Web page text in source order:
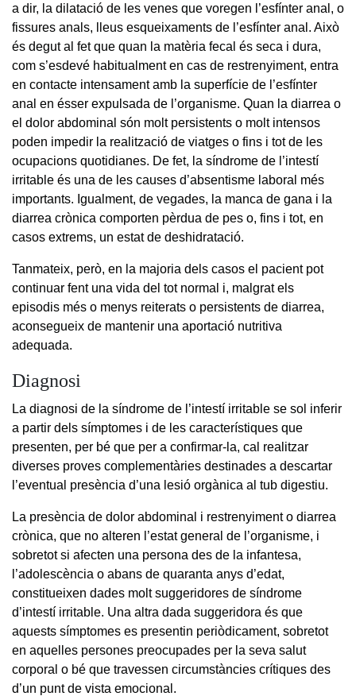
a dir, la dilatació de les venes que voregen l’esfínter anal, o
fissures anals, lleus esqueixaments de l’esfínter anal. Això
és degut al fet que quan la matèria fecal és seca i dura,
com s’esdevé habitualment en cas de restrenyiment, entra
en contacte intensament amb la superfície de l’esfínter
anal en ésser expulsada de l’organisme. Quan la diarrea o
el dolor abdominal són molt persistents o molt intensos
poden impedir la realització de viatges o fins i tot de les
ocupacions quotidianes. De fet, la síndrome de l’intestí
irritable és una de les causes d’absentisme laboral més
importants. Igualment, de vegades, la manca de gana i la
diarrea crònica comporten pèrdua de pes o, fins i tot, en
casos extrems, un estat de deshidratació.
Tanmateix, però, en la majoria dels casos el pacient pot
continuar fent una vida del tot normal i, malgrat els
episodis més o menys reiterats o persistents de diarrea,
aconsegueix de mantenir una aportació nutritiva
adequada.
Diagnosi
La diagnosi de la síndrome de l’intestí irritable se sol inferir
a partir dels símptomes i de les característiques que
presenten, per bé que per a confirmar-la, cal realitzar
diverses proves complementàries destinades a descartar
l’eventual presència d’una lesió orgànica al tub digestiu.
La presència de dolor abdominal i restrenyiment o diarrea
crònica, que no alteren l’estat general de l’organisme, i
sobretot si afecten una persona des de la infantesa,
l’adolescència o abans de quaranta anys d’edat,
constitueixen dades molt suggeridores de síndrome
d’intestí irritable. Una altra dada suggeridora és que
aquests símptomes es presentin periòdicament, sobretot
en aquelles persones preocupades per la seva salut
corporal o bé que travessen circumstàncies crítiques des
d’un punt de vista emocional.